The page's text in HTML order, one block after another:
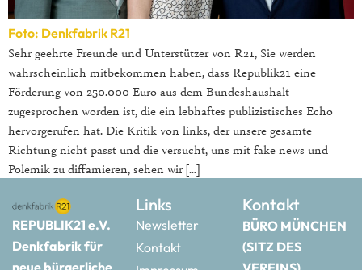
Foto: Denkfabrik R21
Sehr geehrte Freunde und Unterstützer von R21, Sie werden
wahrscheinlich mitbekommen haben, dass Republik21 eine
Förderung von 250.000 Euro aus dem Bundeshaushalt
zugesprochen worden ist, die ein lebhaftes publizistisches Echo
hervorgerufen hat. Die Kritik von links, der unsere gesamte
Richtung nicht passt und die versucht, uns mit fake news und
Polemik zu diffamieren, sehen wir […]
REPUBLIK21 e.V.
Denkfabrik für
neue bürgerliche
Links
Newsletter
Kontakt
Kontakt
BÜRO MÜNCHEN
(SITZ DES